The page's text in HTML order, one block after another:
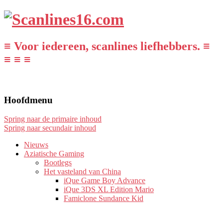
≡ Voor iedereen, scanlines liefhebbers. ≡
≡ ≡ ≡
Hoofdmenu
Spring naar de primaire inhoud
Spring naar secundair inhoud
Nieuws
Aziatische Gaming
Bootlegs
Het vasteland van China
iQue Game Boy Advance
iQue 3DS XL Edition Mario
Famiclone Sundance Kid